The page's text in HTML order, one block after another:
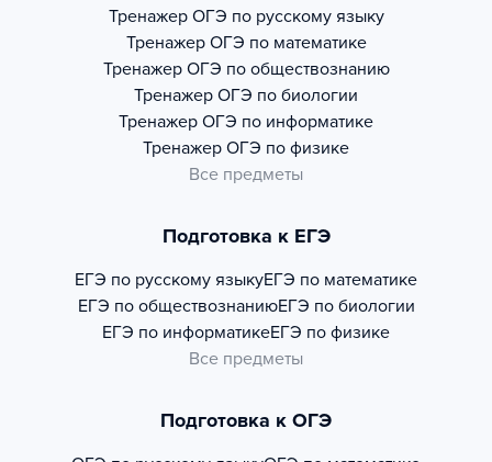
Тренажер ОГЭ по русскому языку
Тренажер ОГЭ по математике
Тренажер ОГЭ по обществознанию
Тренажер ОГЭ по биологии
Тренажер ОГЭ по информатике
Тренажер ОГЭ по физике
Все предметы
Подготовка к ЕГЭ
ЕГЭ по русскому языкуЕГЭ по математике
ЕГЭ по обществознаниюЕГЭ по биологии
ЕГЭ по информатикеЕГЭ по физике
Все предметы
Подготовка к ОГЭ